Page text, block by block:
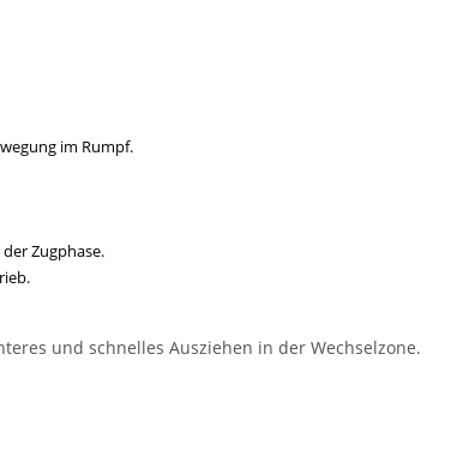
im Rumpf.
Zugphase.
und schnelles Ausziehen in der Wechselzone.